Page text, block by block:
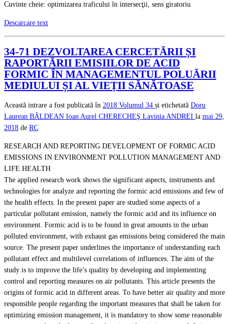
Cuvinte cheie: optimizarea traficului în intersecţii, sens giratoriu
Descarcare text
34-71 DEZVOLTAREA CERCETĂRII ȘI
RAPORTĂRII EMISIILOR DE ACID
FORMIC ÎN MANAGEMENTUL POLUĂRII
MEDIULUI ȘI AL VIEȚII SĂNĂTOASE
Această intrare a fost publicată în 2018 Volumul 34 și etichetată Doru
Laurean BĂLDEAN Ioan Aurel CHERECHEŞ Lavinia ANDREI la mai 29,
2018 de RC
RESEARCH AND REPORTING DEVELOPMENT OF FORMIC ACID
EMISSIONS IN ENVIRONMENT POLLUTION MANAGEMENT AND
LIFE HEALTH
The applied research work shows the significant aspects, instruments and
technologies for analyze and reporting the formic acid emissions and few of
the health effects. In the present paper are studied some aspects of a
particular pollutant emission, namely the formic acid and its influence on
environment. Formic acid is to be found in great amounts in the urban
polluted environment, with exhaust gas emissions being considered the main
source. The present paper underlines the importance of understanding each
pollutant effect and multilevel correlations of influences. The aim of the
study is to improve the life’s quality by developing and implementing
control and reporting measures on air pollutants. This article presents the
origins of formic acid in different areas. To have better air quality and more
responsible people regarding the important measures that shall be taken for
optimizing emission management, it is mandatory to show some reasonable